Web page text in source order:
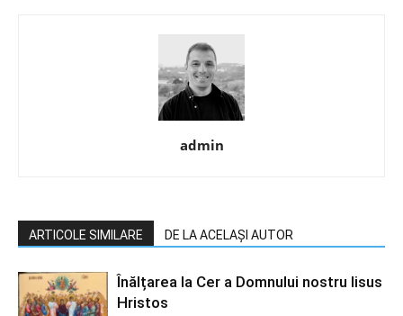
admin
ARTICOLE SIMILARE DE LA ACELAȘI AUTOR
Înălțarea la Cer a Domnului nostru Iisus
Hristos